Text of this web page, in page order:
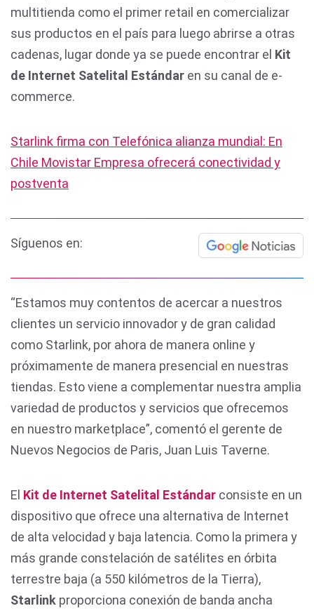
multitienda como el primer retail en comercializar
sus productos en el país para luego abrirse a otras
cadenas, lugar donde ya se puede encontrar el Kit
de Internet Satelital Estándar en su canal de e-
commerce.
Starlink firma con Telefónica alianza mundial: En
Chile Movistar Empresa ofrecerá conectividad y
postventa
Síguenos en:
“Estamos muy contentos de acercar a nuestros
clientes un servicio innovador y de gran calidad
como Starlink, por ahora de manera online y
próximamente de manera presencial en nuestras
tiendas. Esto viene a complementar nuestra amplia
variedad de productos y servicios que ofrecemos
en nuestro marketplace”, comentó el gerente de
Nuevos Negocios de Paris, Juan Luis Taverne.
El Kit de Internet Satelital Estándar consiste en un
dispositivo que ofrece una alternativa de Internet
de alta velocidad y baja latencia. Como la primera y
más grande constelación de satélites en órbita
terrestre baja (a 550 kilómetros de la Tierra),
Starlink proporciona conexión de banda ancha